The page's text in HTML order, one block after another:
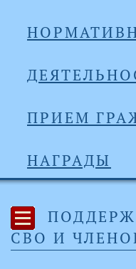
ПРИЕМ
НАГРАДЫ
СВО И